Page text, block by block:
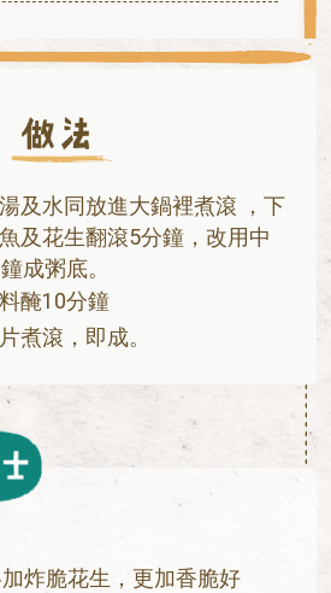
及水同放進大鍋裡煮滾 ，下
及花生翻滾5分鐘，改用中
成粥底。
醃10分鐘
煮滾，即成。
炸脆花生，更加香脆好